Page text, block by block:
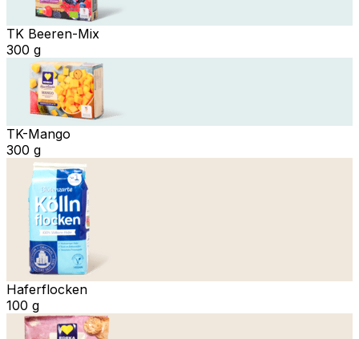
TK Beeren-Mix
300 g
TK-Mango
300 g
Haferflocken
100 g